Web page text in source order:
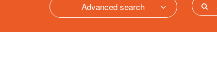
Advanced search